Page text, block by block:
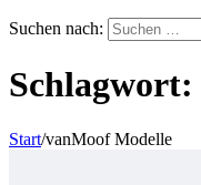
Suchen nach:
Schlagwort:
Start/vanMoof Modelle